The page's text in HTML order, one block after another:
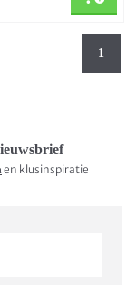
1
en klusinspiratie